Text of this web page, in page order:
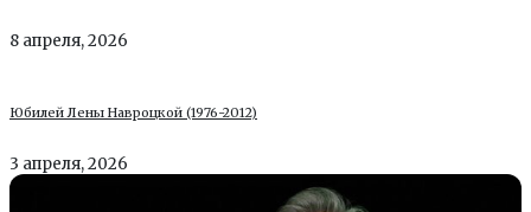
8 апреля, 2026
Юбилей Лены Навроцкой (1976-2012)
3 апреля, 2026